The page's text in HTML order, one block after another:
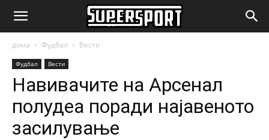
SuperSport.mk
дома Фудбал Вести
Фудбал Вести
Навивачите на Арсенал
полудеа поради најавеното
засилување